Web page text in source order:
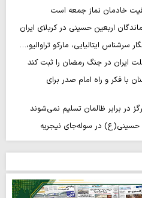
خادمان نماز جمعه است
سرشناس ایتالیایی، مارکو تراوالیو،…
ایران در جنگ رمضان را ثبت کند
با فکر و راه امام صدر برای
در برابر ظالمان تسلیم نمی‌شوند
حسینی(ع) در سوله‌جای نیجریه